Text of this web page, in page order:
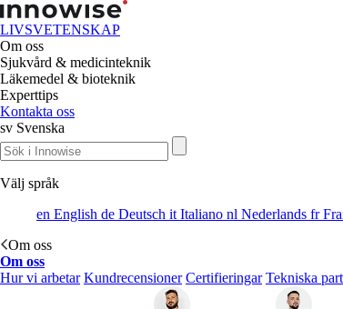
LIVSVETENSKAP
Om oss
Sjukvård & medicinteknik
Läkemedel & bioteknik
Experttips
Kontakta oss
sv Svenska
Välj språk
en English de Deutsch it Italiano nl Nederlands fr
Om oss
Om oss
Hur vi arbetar Kundrecensioner Certifieringar Tekniska